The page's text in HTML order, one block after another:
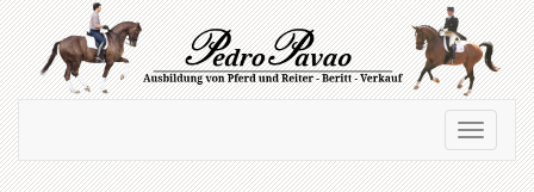
Zum
Hauptinhalt
springen
ein-/